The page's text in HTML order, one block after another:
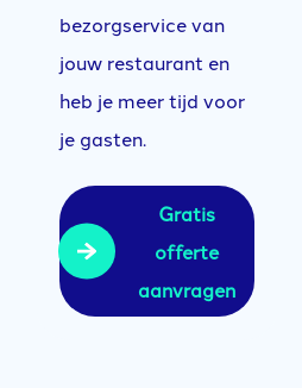
bezorgservice van
jouw restaurant en
heb je meer tijd voor
je gasten.
Gratis
offerte
aanvragen